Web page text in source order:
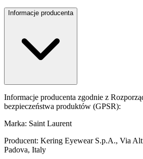
Informacje producenta
Informacje producenta zgodnie z
bezpieczeństwa produktów (GPSR):
Marka: Saint Laurent
Producent: Kering Eyewear S.p.A., Via
Padova, Italy